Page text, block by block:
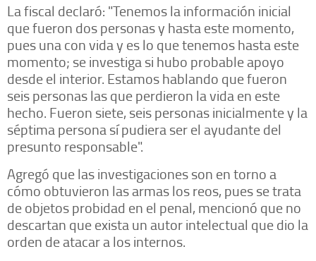
La fiscal declaró: "Tenemos la información inicial
que fueron dos personas y hasta este momento,
pues una con vida y es lo que tenemos hasta este
momento; se investiga si hubo probable apoyo
desde el interior. Estamos hablando que fueron
seis personas las que perdieron la vida en este
hecho. Fueron siete, seis personas inicialmente y la
séptima persona sí pudiera ser el ayudante del
presunto responsable".
Agregó que las investigaciones son en torno a
cómo obtuvieron las armas los reos, pues se trata
de objetos probidad en el penal, mencionó que no
descartan que exista un autor intelectual que dio la
orden de atacar a los internos.